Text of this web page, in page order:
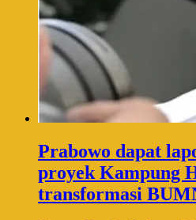
Prabowo dapat
proyek Kampung
transformasi